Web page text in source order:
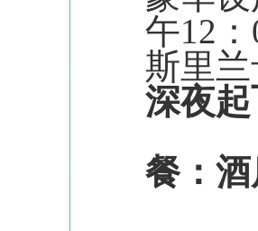
午12 ：
斯里
深夜
餐：